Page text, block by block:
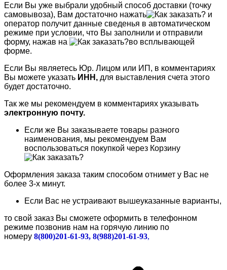
Если Вы уже выбрали удобный способ доставки (точку
самовывоза), Вам достаточно нажать
и
оператор получит данные сведенья в автоматическом
режиме при условии, что Вы заполнили и отправили
форму, нажав на
во всплывающей
форме.
Если Вы являетесь Юр. Лицом или ИП, в комментариях
Вы можете указать ИНН, для выставления счета этого
будет достаточно.
Так же мы рекомендуем в комментариях указывать
электронную почту.
Если же Вы заказываете товары разного
наименования, мы рекомендуем Вам
воспользоваться покупкой через Корзину
Оформления заказа таким способом отнимет у Вас не
более 3-х минут.
Если Вас не устраивают вышеуказанные варианты,
то свой заказ Вы сможете оформить в телефонном
режиме позвонив нам на горячую линию по
номеру 8(800)201-61-93, 8(988)201-61-93,